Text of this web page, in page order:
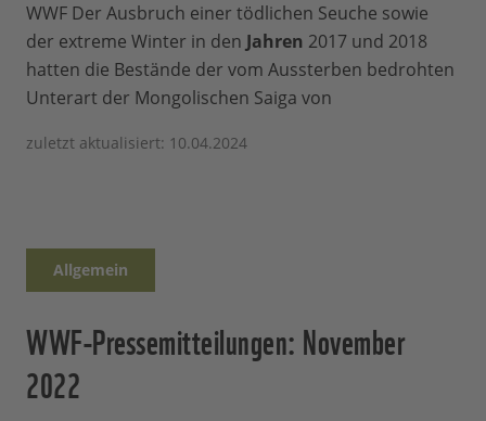
WWF Der Ausbruch einer tödlichen Seuche sowie
der extreme Winter in den Jahren 2017 und 2018
hatten die Bestände der vom Aussterben bedrohten
Unterart der Mongolischen Saiga von
zuletzt aktualisiert: 10.04.2024
Allgemein
WWF-Pressemitteilungen: November
2022